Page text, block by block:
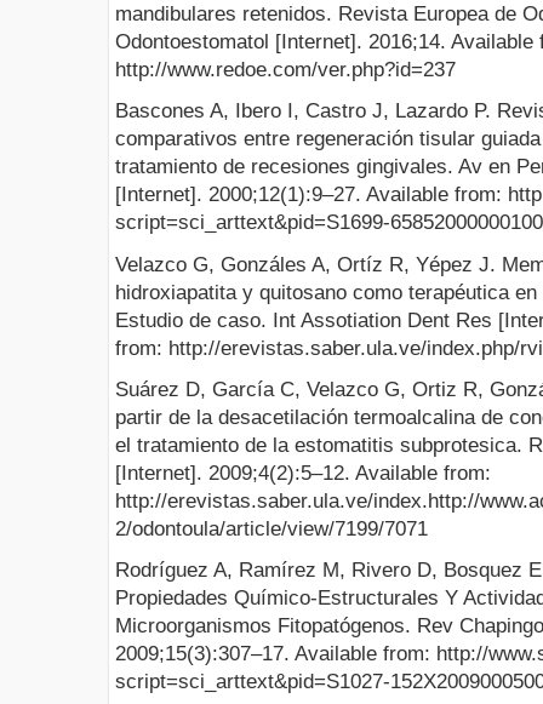
mandibulares retenidos. Revista Europea de
Odontoestomatol [Internet]. 2016;14. Available
http://www.redoe.com/ver.php?id=237
Bascones A, Ibero I, Castro J, Lazardo P.
comparativos entre regeneración tisular
tratamiento de recesiones gingivales. Av en
[Internet]. 2000;12(1):9–27. Available from:
script=sci_arttext&pid=S1699-
Velazco G, Gonzáles A, Ortíz R, Yépez J.
hidroxiapatita y quitosano como terapéutica
Estudio de caso. Int Assotiation Dent Res
from: http://erevistas.saber.ula.ve/index.php/
Suárez D, García C, Velazco G, Ortiz R,
partir de la desacetilación termoalcalina de
el tratamiento de la estomatitis subprotesica.
[Internet]. 2009;4(2):5–12. Available from:
http://erevistas.saber.ula.ve/index.http://
2/odontoula/article/view/7199/7071
Rodríguez A, Ramírez M, Rivero D, Bosquez
Propiedades Químico-Estructurales Y
Microorganismos Fitopatógenos. Rev
2009;15(3):307–17. Available from: http://
script=sci_arttext&pid=S1027-